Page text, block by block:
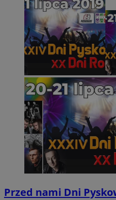
Przed nami Dni